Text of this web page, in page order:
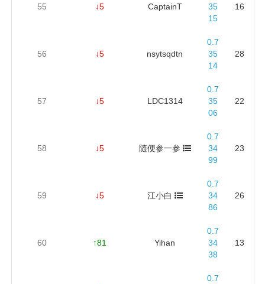
55 ↓5 CaptainT
35
15
16
56 ↓5 nsytsqdtn
0.7
35
14
28
57 ↓5 LDC1314
0.7
35
06
22
58 ↓5 随便参一参
0.7
34
99
23
59 ↓5 江小白
0.7
34
86
26
60 ↑81 Yihan
0.7
34
38
13
0.7